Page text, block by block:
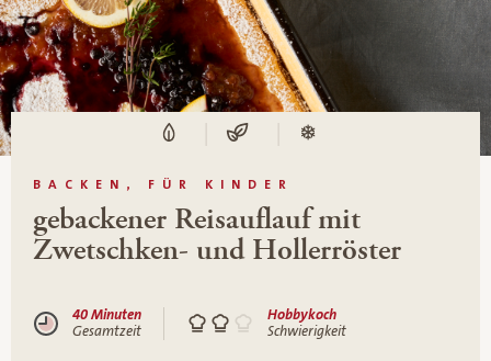
BACKEN, FÜR KINDER
gebackener Reisauflauf mit
Zwetschken- und Hollerröster
40 Minuten
Gesamtzeit
Hobbykoch
Schwierigkeit